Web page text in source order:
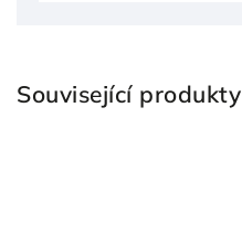
Související produkty